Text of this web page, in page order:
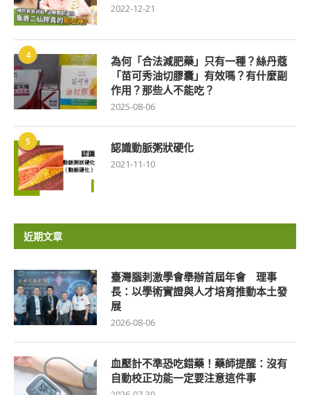
2022-12-21
4
為何「合法減肥藥」只有一種？絲丹蔻
「苗可秀油切膠囊」有效嗎？有什麼副
作用？那些人不能吃？
2025-08-06
5 認識動脈粥狀硬化
2021-11-10
近期文章
臺灣腦刺激學會舉辦首屆年會 理事
長：以學術實證與人才培育推動本土發
展
2026-08-06
血壓計不準恐吃錯藥！藥師提醒：沒有
自動校正功能一定要注意這件事